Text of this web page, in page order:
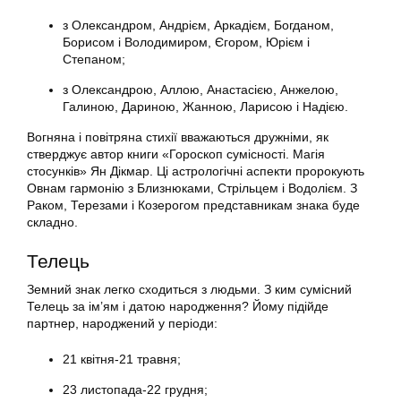
з Олександром, Андрієм, Аркадієм, Богданом,
Борисом і Володимиром, Єгором, Юрієм і
Степаном;
з Олександрою, Аллою, Анастасією, Анжелою,
Галиною, Дариною, Жанною, Ларисою і Надією.
Вогняна і повітряна стихії вважаються дружніми, як
стверджує автор книги «Гороскоп сумісності. Магія
стосунків» Ян Дікмар. Ці астрологічні аспекти пророкують
Овнам гармонію з Близнюками, Стрільцем і Водолієм. З
Раком, Терезами і Козерогом представникам знака буде
складно.
Телець
Земний знак легко сходиться з людьми. З ким сумісний
Телець за ім’ям і датою народження? Йому підійде
партнер, народжений у періоди:
21 квітня-21 травня;
23 листопада-22 грудня;